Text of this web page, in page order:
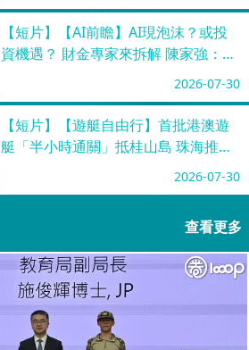
【短片】【AI前瞻】AI現泡沫？或投
資機遇？ 財金專家來拆解 陳家強：全
民參與前所未見 AI投資熱潮將持續
2026-07-30
【短片】【遊艇自由行】首批港澳遊
艇「半小時通關」抵桂山島 珠海推動
2026-07-30
查看更多